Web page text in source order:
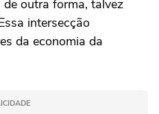
outra forma, talvez
intersecção
da economia da